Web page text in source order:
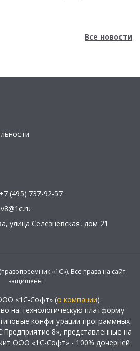
Все новости
+7 (495) 737-92-57
, улица Селезнёвская, дом 21
«1С»). Все права на сайт
защищены
«1С-Софт» (о компании).
на технологическую платформу
конфигурации программных
8», представленные на
ООО «1С-Софт» - 100% дочерней